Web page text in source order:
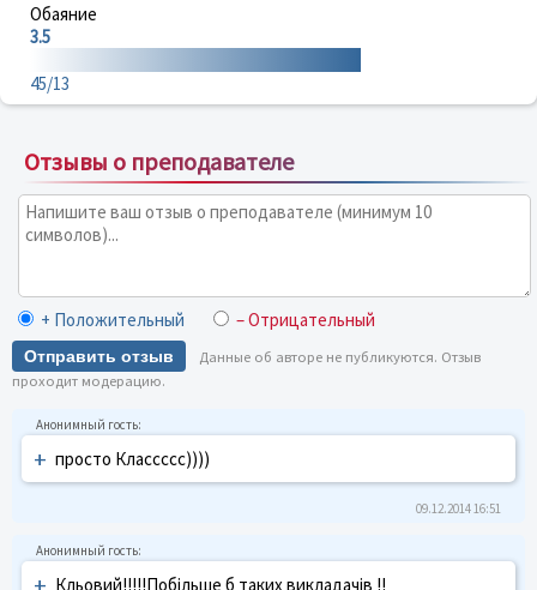
Обаяние
3.5
45/13
Отзывы о преподавателе
+ Положительный – Отрицательный
Отправить отзыв
Данные об авторе не публикуются. Отзыв
проходит модерацию.
+ просто Классссс))))
09.12.2014 16:51
Кльовий!!!!!Побільше б таких викладачів !!